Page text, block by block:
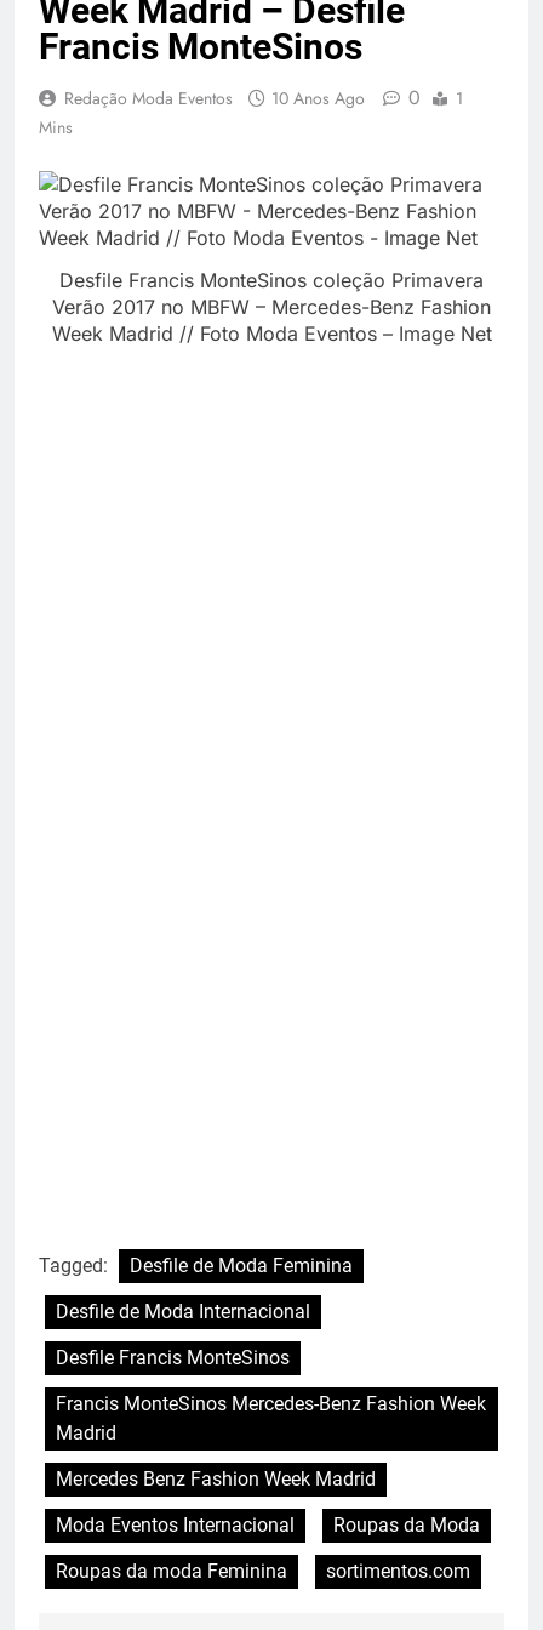
Week Madrid – Desfile
Francis MonteSinos
Redação Moda Eventos 10 Anos Ago 0
1
Mins
Desfile Francis MonteSinos coleção Primavera
Verão 2017 no MBFW – Mercedes-Benz Fashion
Week Madrid // Foto Moda Eventos – Image Net
Tagged:
Desfile de Moda Feminina
Desfile de Moda Internacional
Desfile Francis MonteSinos
Francis MonteSinos Mercedes-Benz Fashion Week
Madrid
Mercedes Benz Fashion Week Madrid
Moda Eventos Internacional
Roupas da Moda
Roupas da moda Feminina
sortimentos.com